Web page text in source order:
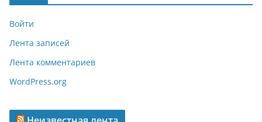
Войти
Лента записей
Лента комментариев
WordPress.org